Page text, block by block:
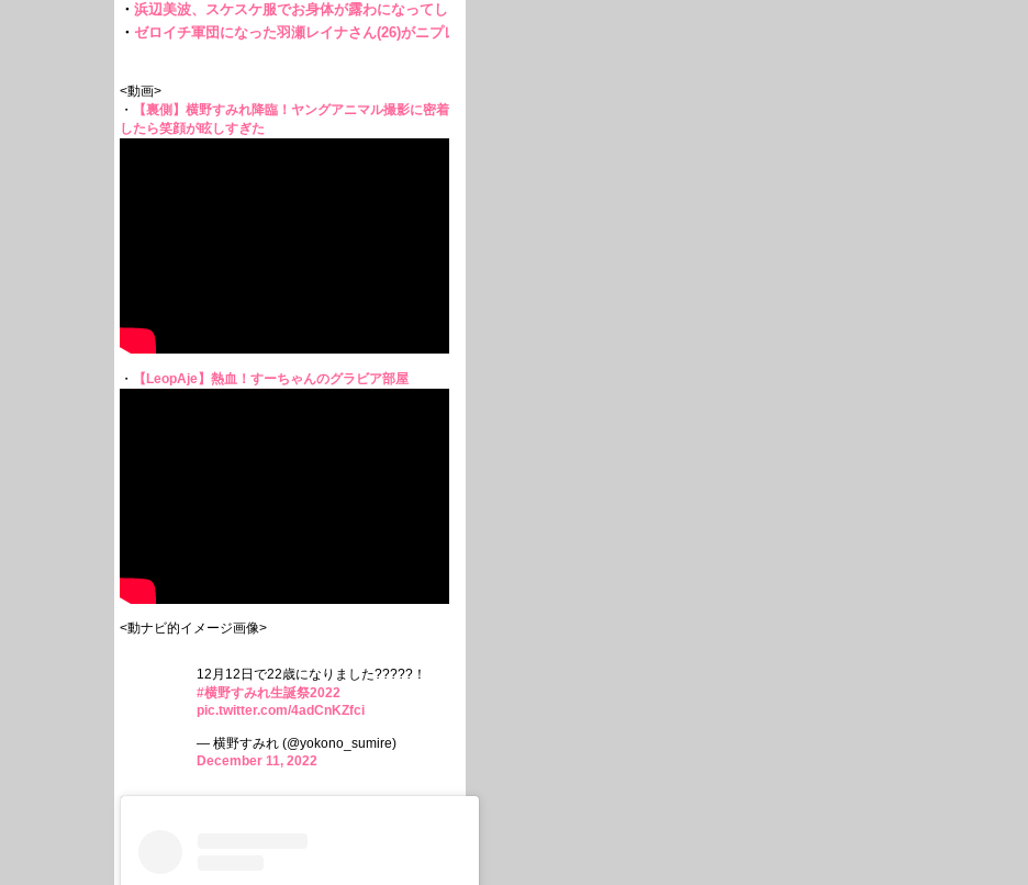
<動画>
・
【裏側】横野すみれ降臨！ヤングアニマル撮影に密着
したら笑顔が眩しすぎた
・ 【LeopAje】熱血！すーちゃんのグラビア部屋
<動ナビ的イメージ画像>
12月12日で22歳になりました?????！
#横野すみれ生誕祭2022
pic.twitter.com/4adCnKZfci
— 横野すみれ (@yokono_sumire)
December 11, 2022